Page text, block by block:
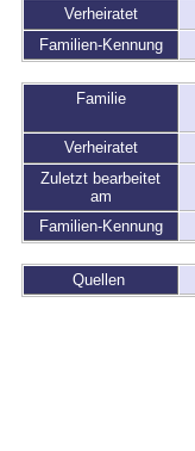
Verheiratet
Familien-Kennung
Familie
Verheiratet
Zuletzt bearbeitet
am
Familien-Kennung
Quellen